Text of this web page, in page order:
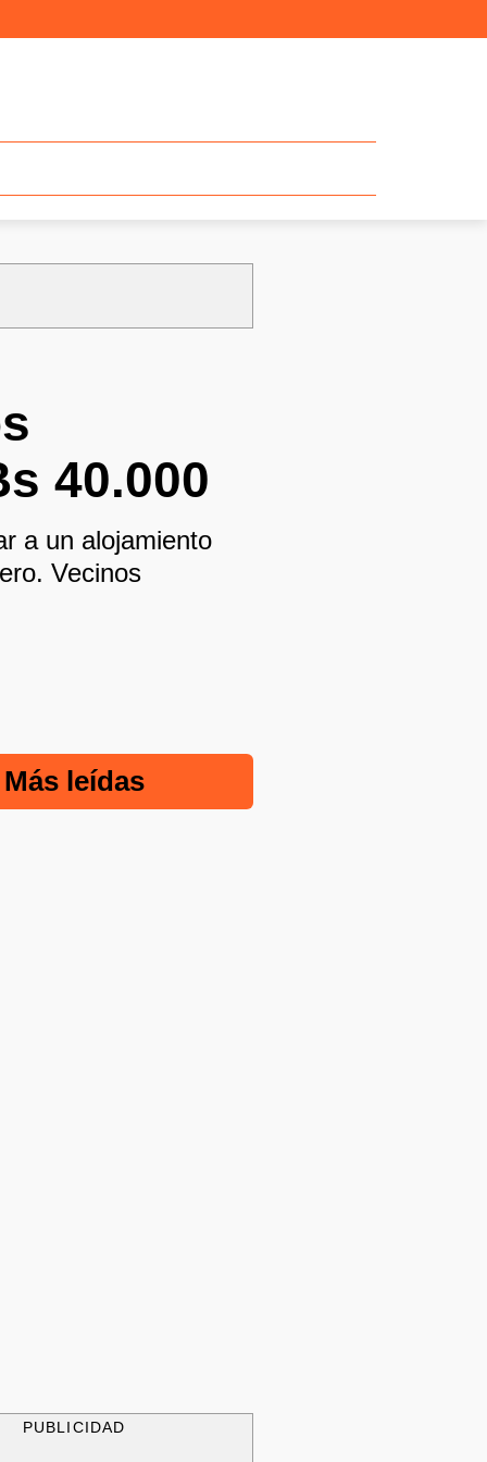
40.000
a un alojamiento
Vecinos
Más leídas
PUBLICIDAD